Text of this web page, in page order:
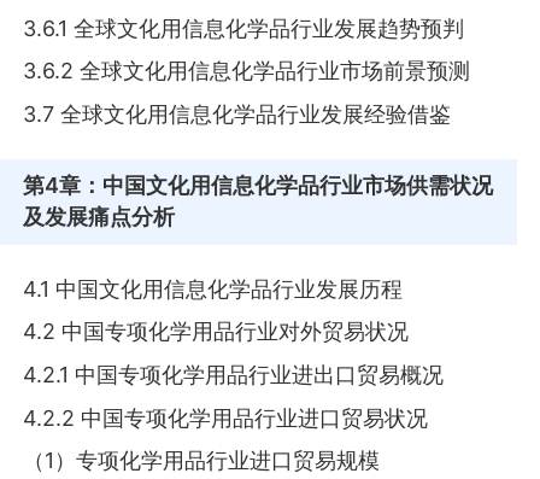
3.6.1 全球文化用信息化学品行业发展趋势预判
3.6.2 全球文化用信息化学品行业市场前景预测
3.7 全球文化用信息化学品行业发展经验借鉴
第4章 ：中国文化用信息化学品行业市场供需状况
及发展痛点分析
4.1 中国文化用信息化学品行业发展历程
4.2 中国专项化学用品行业对外贸易状况
4.2.1 中国专项化学用品行业进出口贸易概况
4.2.2 中国专项化学用品行业进口贸易状况
（1）专项化学用品行业进口贸易规模